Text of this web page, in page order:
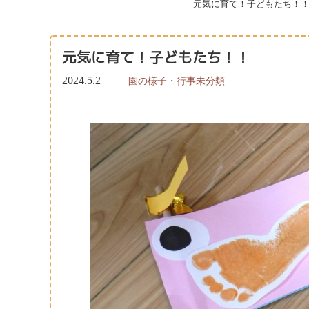
元気に育て！子どもたち！！
元気に育て！子どもたち！！
2024.5.2 園の様子・行事未分類